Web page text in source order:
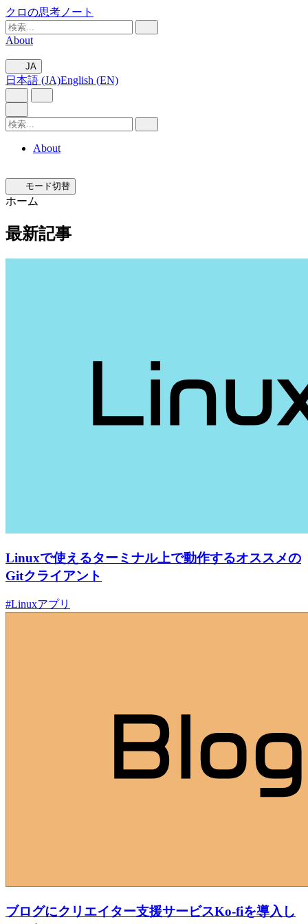
クロの思考ノート
About
JA
日本語 (JA)English (EN)
About
モード切替
ホーム
最新記事
Linuxで使えるターミナル上で動作するオススメの
Gitクライアント
#Linuxアプリ
ブログにクリエイター支援サービスKo-fiを導入し